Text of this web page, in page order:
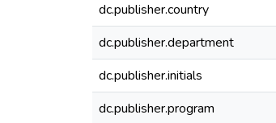
dc.publisher.country
dc.publisher.department
dc.publisher.initials
dc.publisher.program